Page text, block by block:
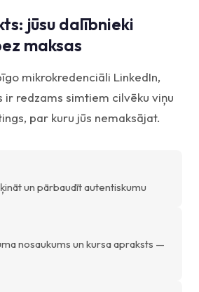
jūsu dalībnieki
maksas
mikrokredenciāli LinkedIn,
ir redzams simtiem cilvēku viņu
par kuru jūs nemaksājat.
un pārbaudīt autentiskumu
nosaukums un kursa apraksts —